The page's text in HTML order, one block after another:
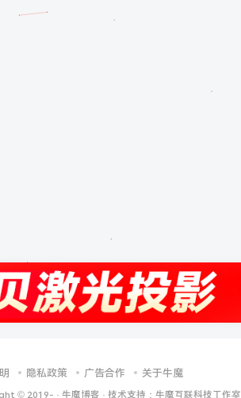
隐私政策 广告合作 关于牛魔
© 2019- · 牛魔博客 · 技术支持： 牛魔互联科技工作室